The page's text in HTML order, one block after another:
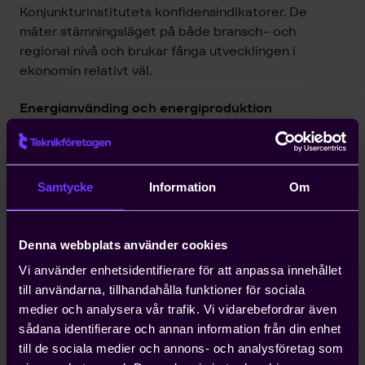
Samtycke Information Om
Denna webbplats använder cookies
Vi använder enhetsidentifierare för att anpassa innehållet
till användarna, tillhandahålla funktioner för sociala
medier och analysera vår trafik. Vi vidarebefordrar även
sådana identifierare och annan information från din enhet
till de sociala medier och annons- och analysföretag som
Konjunkturinstitutets konfidensindikatorer. De
mäter stämningsläget på både bransch- och
regional nivå och brukar fånga utvecklingen i
ekonomin relativt väl.
Energianvänding och energiproduktion
Utöver analysen av industrins betydelse för
regionerna innehåller årets rapport två
förutsättningar ur olika perspektiv: energi och
kompetensförsörjning.
Energiproduktion och användning ser väldigt olika ut
i olika regioner. För att få en bild av regionernas
betydelse för Sveriges samlade energiproduktion
analyseras energiproduktionen utifrån fem olika
produktionsslag. Bilden kompletteras med en
genomgång av energianvändningen i respektive